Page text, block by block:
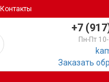
Контакты
+7
Пн-Пт
Заказать